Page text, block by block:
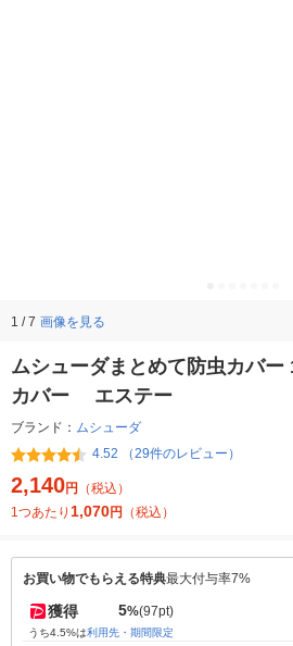
1 / 7 画像を見る
ムシューダまとめて防虫カバー
カバー エステー
ブランド： ムシューダ
4.52 （29件のレビュー）
2,140円
（税込）
1つあたり 1,070円 （税込）
お買い物でもらえる特典最大付与率7%
獲得 5%(97pt)
うち4.5%は利用先・期間限定